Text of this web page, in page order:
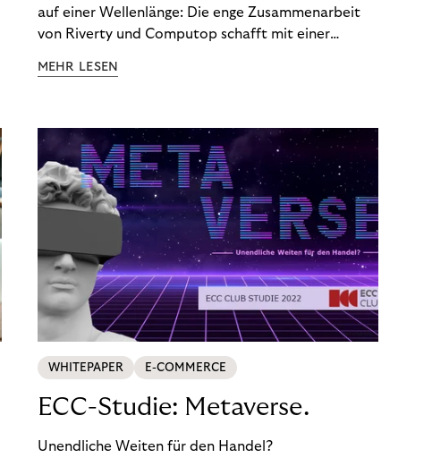
auf einer Wellenlänge: Die enge Zusammenarbeit
von Riverty und Computop schafft mit einer
Zahlungsabwicklung echte Mehrwerte für Händler.
MEHR LESEN
WHITEPAPER E-COMMERCE
ECC-Studie: Metaverse.
Unendliche Weiten für den Handel?